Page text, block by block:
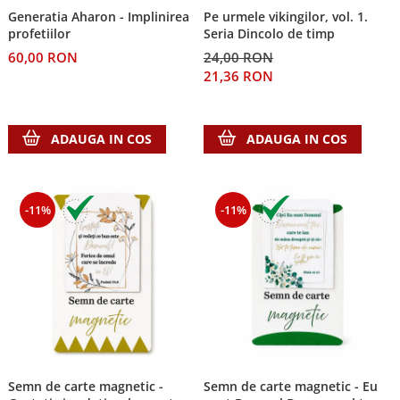
Teologie
A doua venire
Misiune
Contemporaneitate
Devotional
Lupta Spirituala
Schimbarea caracterului
Suferinta
Viata din belsug
Viata de zi cu zi
Generatia Aharon - Implinirea
profetiilor
60,00 RON
ADAUGA IN COS
Pe urmele vikingilor, vol. 1.
Seria Dincolo de timp
24,00 RON
21,36 RON
ADAUGA IN COS
-11%
Semn de carte magnetic -
-11%
Semn de carte magnetic - Eu